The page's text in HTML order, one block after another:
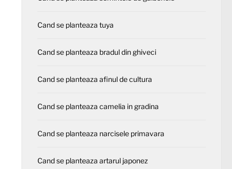
Cand se planteaza tuya
Cand se planteaza bradul din ghiveci
Cand se planteaza afinul de cultura
Cand se planteaza camelia in gradina
Cand se planteaza narcisele primavara
Cand se planteaza artarul japonez